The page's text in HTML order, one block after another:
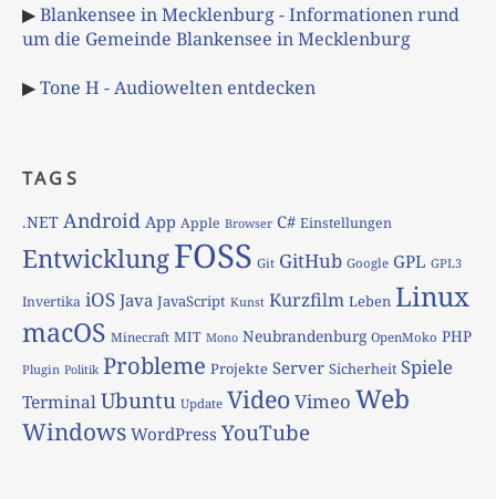
▶Blankensee in Mecklenburg - Informationen rund
um die Gemeinde Blankensee in Mecklenburg
▶Tone H - Audiowelten entdecken
TAGS
.NET Android App Apple Browser C# Einstellungen
EntwicklungFOSS Git GitHub Google GPL GPL3
Invertika iOS Java JavaScript Kunst Kurzfilm Leben Linux
macOS Minecraft MIT Mono Neubrandenburg OpenMoko PHP
Plugin Politik Probleme Projekte Server Sicherheit Spiele
TerminalUbuntu Update VideoVimeo Web
Windows WordPress YouTube